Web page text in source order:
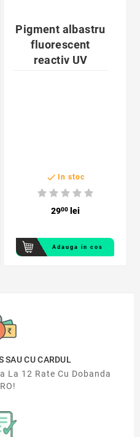
Pigment albastru
fluorescent
reactiv UV
 In stoc
2900lei
Adauga in cos
SAU CU CARDUL
La 12 Rate Cu Dobanda